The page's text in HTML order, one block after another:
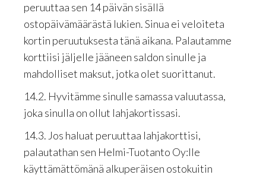
peruuttaa sen 14 päivän sisällä
ostopäivämäärästä lukien. Sinua ei veloiteta
kortin peruutuksesta tänä aikana. Palautamme
korttiisi jäljelle jääneen saldon sinulle ja
mahdolliset maksut, jotka olet suorittanut.
14.2. Hyvitämme sinulle samassa valuutassa,
joka sinulla on ollut lahjakortissasi.
14.3. Jos haluat peruuttaa lahjakorttisi,
palautathan sen Helmi-Tuotanto Oy:lle
käyttämättömänä alkuperäisen ostokuitin